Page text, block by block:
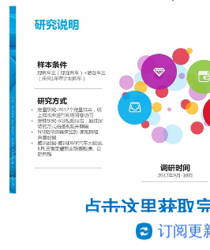
点击这里获取
订阅更